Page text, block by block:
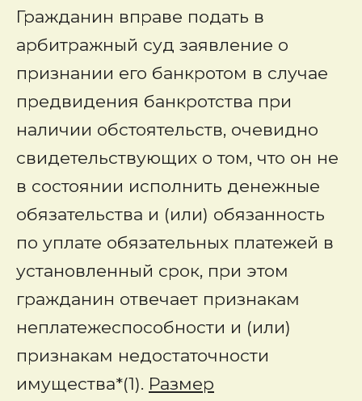
Гражданин вправе подать в
арбитражный суд заявление о
признании его банкротом в случае
предвидения банкротства при
наличии обстоятельств, очевидно
свидетельствующих о том, что он не
в состоянии исполнить денежные
обязательства и (или) обязанность
по уплате обязательных платежей в
установленный срок, при этом
гражданин отвечает признакам
неплатежеспособности и (или)
признакам недостаточности
имущества*(1). Размер